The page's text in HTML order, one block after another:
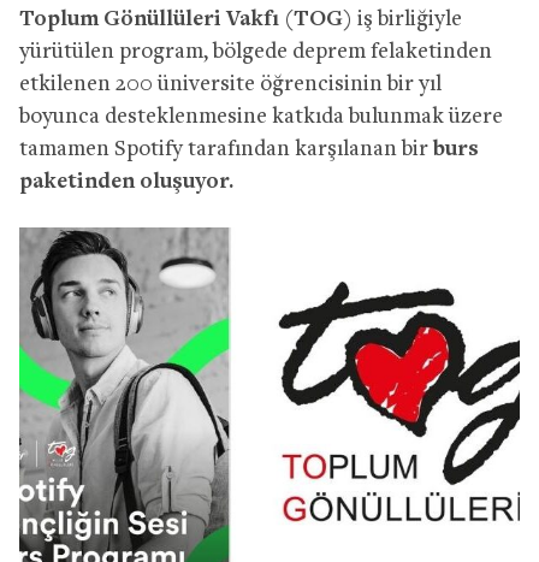
Toplum Gönüllüleri Vakfı (TOG) iş birliğiyle
yürütülen program, bölgede deprem felaketinden
etkilenen 200 üniversite öğrencisinin bir yıl
boyunca desteklenmesine katkıda bulunmak üzere
tamamen Spotify tarafından karşılanan bir burs
paketinden oluşuyor.